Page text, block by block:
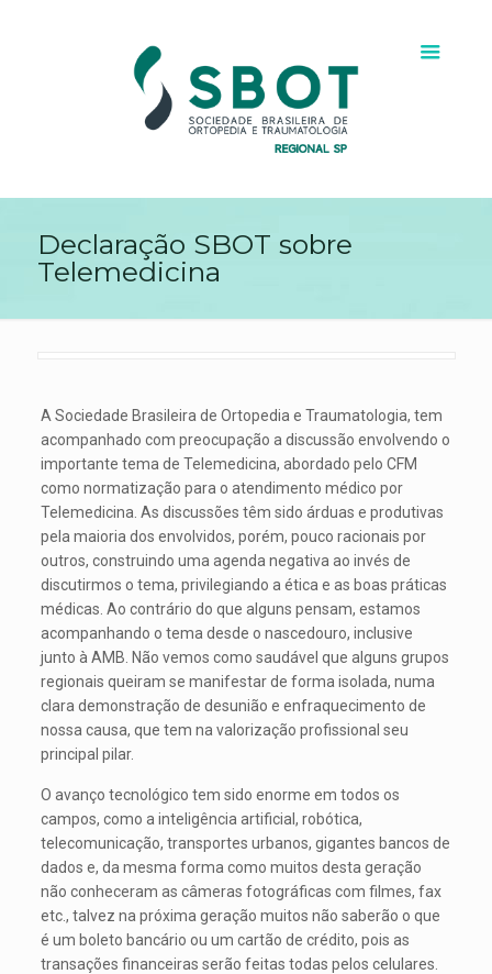
Declaração SBOT sobre
Telemedicina
A Sociedade Brasileira de Ortopedia e Traumatologia, tem
acompanhado com preocupação a discussão envolvendo o
importante tema de Telemedicina, abordado pelo CFM
como normatização para o atendimento médico por
Telemedicina. As discussões têm sido árduas e produtivas
pela maioria dos envolvidos, porém, pouco racionais por
outros, construindo uma agenda negativa ao invés de
discutirmos o tema, privilegiando a ética e as boas práticas
médicas. Ao contrário do que alguns pensam, estamos
acompanhando o tema desde o nascedouro, inclusive
junto à AMB. Não vemos como saudável que alguns grupos
regionais queiram se manifestar de forma isolada, numa
clara demonstração de desunião e enfraquecimento de
nossa causa, que tem na valorização profissional seu
principal pilar.
O avanço tecnológico tem sido enorme em todos os
campos, como a inteligência artificial, robótica,
telecomunicação, transportes urbanos, gigantes bancos de
dados e, da mesma forma como muitos desta geração
não conheceram as câmeras fotográficas com filmes, fax
etc., talvez na próxima geração muitos não saberão o que
é um boleto bancário ou um cartão de crédito, pois as
transações financeiras serão feitas todas pelos celulares.